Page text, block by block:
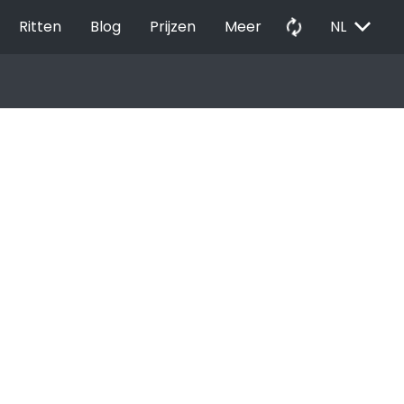
Ritten Blog Prijzen Meer autorenew NL EXPAND_MORE